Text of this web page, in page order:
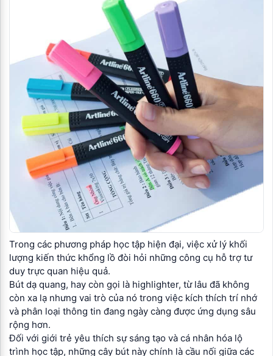
Trong các phương pháp học tập hiện đại, việc xử lý khối
lượng kiến thức khổng lồ đòi hỏi những công cụ hỗ trợ tư
duy trực quan hiệu quả.
Bút dạ quang, hay còn gọi là highlighter, từ lâu đã không
còn xa lạ nhưng vai trò của nó trong việc kích thích trí nhớ
và phân loại thông tin đang ngày càng được ứng dụng sâu
rộng hơn.
Đối với giới trẻ yêu thích sự sáng tạo và cá nhân hóa lộ
trình học tập, những cây bút này chính là cầu nối giữa các